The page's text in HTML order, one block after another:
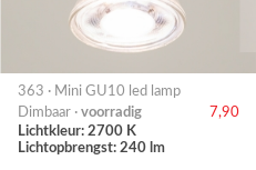
363 · Mini GU10 led lamp
Dimbaar · voorradig
7,90
Lichtkleur: 2700 K
Lichtopbrengst: 240 lm